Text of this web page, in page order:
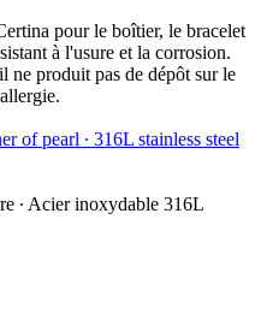
pour le boîtier, le bracelet
à l'usure et la corrosion.
ne produit pas de dépôt sur le
∙ Acier inoxydable 316L